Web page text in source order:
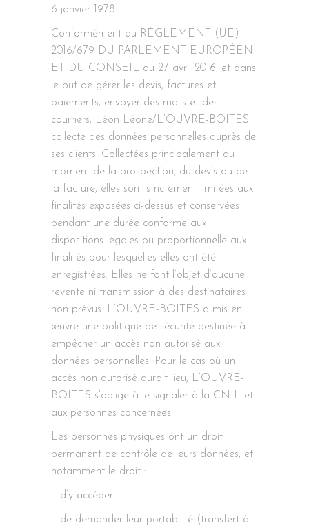
6 janvier 1978.
Conformément au RÈGLEMENT (UE)
2016/679 DU PARLEMENT EUROPÉEN
ET DU CONSEIL du 27 avril 2016, et dans
le but de gérer les devis, factures et
paiements, envoyer des mails et des
courriers, Léon Léone/L’OUVRE-BOITES
collecte des données personnelles auprès de
ses clients. Collectées principalement au
moment de la prospection, du devis ou de
la facture, elles sont strictement limitées aux
finalités exposées ci-dessus et conservées
pendant une durée conforme aux
dispositions légales ou proportionnelle aux
finalités pour lesquelles elles ont été
enregistrées. Elles ne font l’objet d’aucune
revente ni transmission à des destinataires
non prévus. L’OUVRE-BOITES a mis en
œuvre une politique de sécurité destinée à
empêcher un accès non autorisé aux
données personnelles. Pour le cas où un
accès non autorisé aurait lieu, L’OUVRE-
BOITES s’oblige à le signaler à la CNIL et
aux personnes concernées.
Les personnes physiques ont un droit
permanent de contrôle de leurs données, et
notamment le droit :
– d’y accéder
– de demander leur portabilité (transfert à